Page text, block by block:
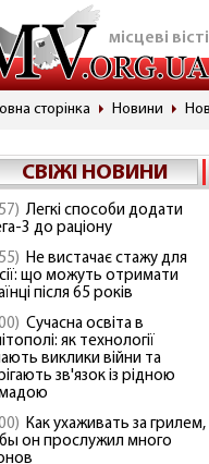
місцеві вісті
сторінка Новини
СВІЖІ НОВИНИ
Легкі способи додати
3 до раціону
Не вистачає стажу для
що можуть отримати
після 65 років
Сучасна освіта в
як технології
виклики війни та
зв'язок із рідною
Как ухаживать за грилем,
он прослужил много